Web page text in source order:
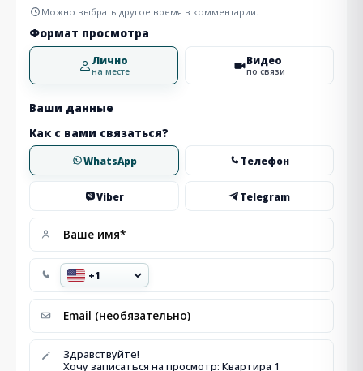
Можно выбрать другое время в комментарии.
Формат просмотра
Лично
на месте
Видео
по связи
Ваши данные
Как с вами связаться?
WhatsApp Телефон
Viber Telegram